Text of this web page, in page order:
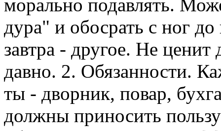
морально подавлять.
дура" и обосрать с ног
завтра - другое. Не ценит
давно. 2. Обязанности.
ты - дворник, повар,
должны приносить